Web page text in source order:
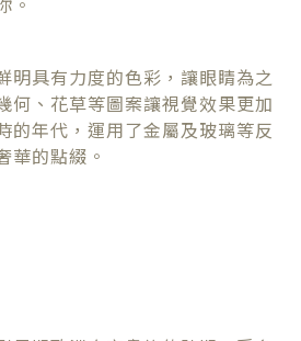
明具有力度的色彩，讓眼睛為之
何、花草等圖案讓視覺效果更加
的年代， 運用了金屬及玻璃等反
華的點綴。